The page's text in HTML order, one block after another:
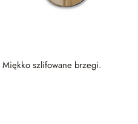
Miękko szlifowane brzegi.